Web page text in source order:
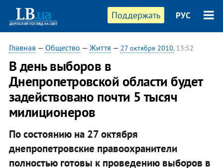
Поддержать РУС
Главная — Общество — Життя — 27 октября 2010, 13:52
В день выборов в
Днепропетровской области будет
задействовано почти 5 тысяч
милиционеров
По состоянию на 27 октября
днепропетровские правоохранители
полностью готовы к проведению выборов в